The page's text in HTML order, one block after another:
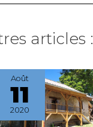
articles :
Août
11
2020